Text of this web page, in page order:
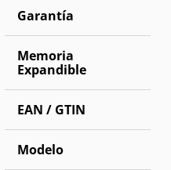
Garantía
Memoria
Expandible
EAN / GTIN
Modelo